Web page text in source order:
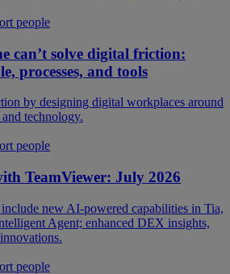
people
can’t solve digital friction:
processes, and tools
by designing digital workplaces around
technology.
people
TeamViewer: July 2026
include new AI-powered capabilities in Tia,
Agent; enhanced DEX insights,
people